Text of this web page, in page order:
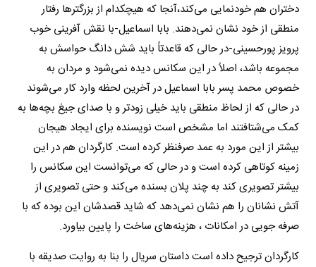
دختران هم خودنمایی می‌کند،آنجا که هیچکدام از بزرگترها رفتار
منطقی از خود نشان نمی‌دهند. بابا اسماعیل-با نقش آفرینی خوب
پرویز پورحسینی-در حالی که قاعدتاً باید شش دانگ حواسش به
مجموعه باشد، اصلاً در این سکانس دیده نمی‌شود و مردان به
خصوص محمد پسر بابا اسماعیل در آخرین لحظه وارد کار می‌شوند
در حالی که از لحاظ منطقی باید خیلی زودتر و با صدای جیغ بچه‌ها به
کمک می‌شتافتند اما مشخص است نویسنده برای ایجاد هیجان
بیشتر از این مورد به عمد صرفنظر کرده است. کارگردان هم در این
زمینه کوتاهی کرده است و در حالی که می‌توانست این سکانس را
بیشتر تصویری کند به چند پلان بسنده می‌کند و حتی تصویری از
آتش نشانان را هم نشان نمی‌دهد که شاید قصدشان این بوده که با
صرفه جویی در امکانات ، هزینه‌های ساخت را پایین بیاورد.
کارگردان ترجیح داده است داستان سریال را بنا به روایت صدیقه با